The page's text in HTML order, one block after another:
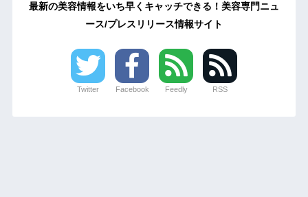
最新の美容情報をいち早くキャッチできる！美容専門ニュ
ース/プレスリリース情報サイト
Twitter Facebook Feedly RSS